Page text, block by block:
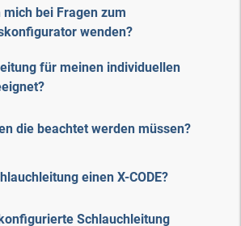
bei Fragen zum
wenden?
für meinen individuellen
die beachtet werden müssen?
einen X-CODE?
Schlauchleitung